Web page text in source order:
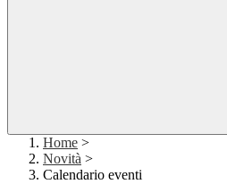
Home >
Novità >
Calendario eventi